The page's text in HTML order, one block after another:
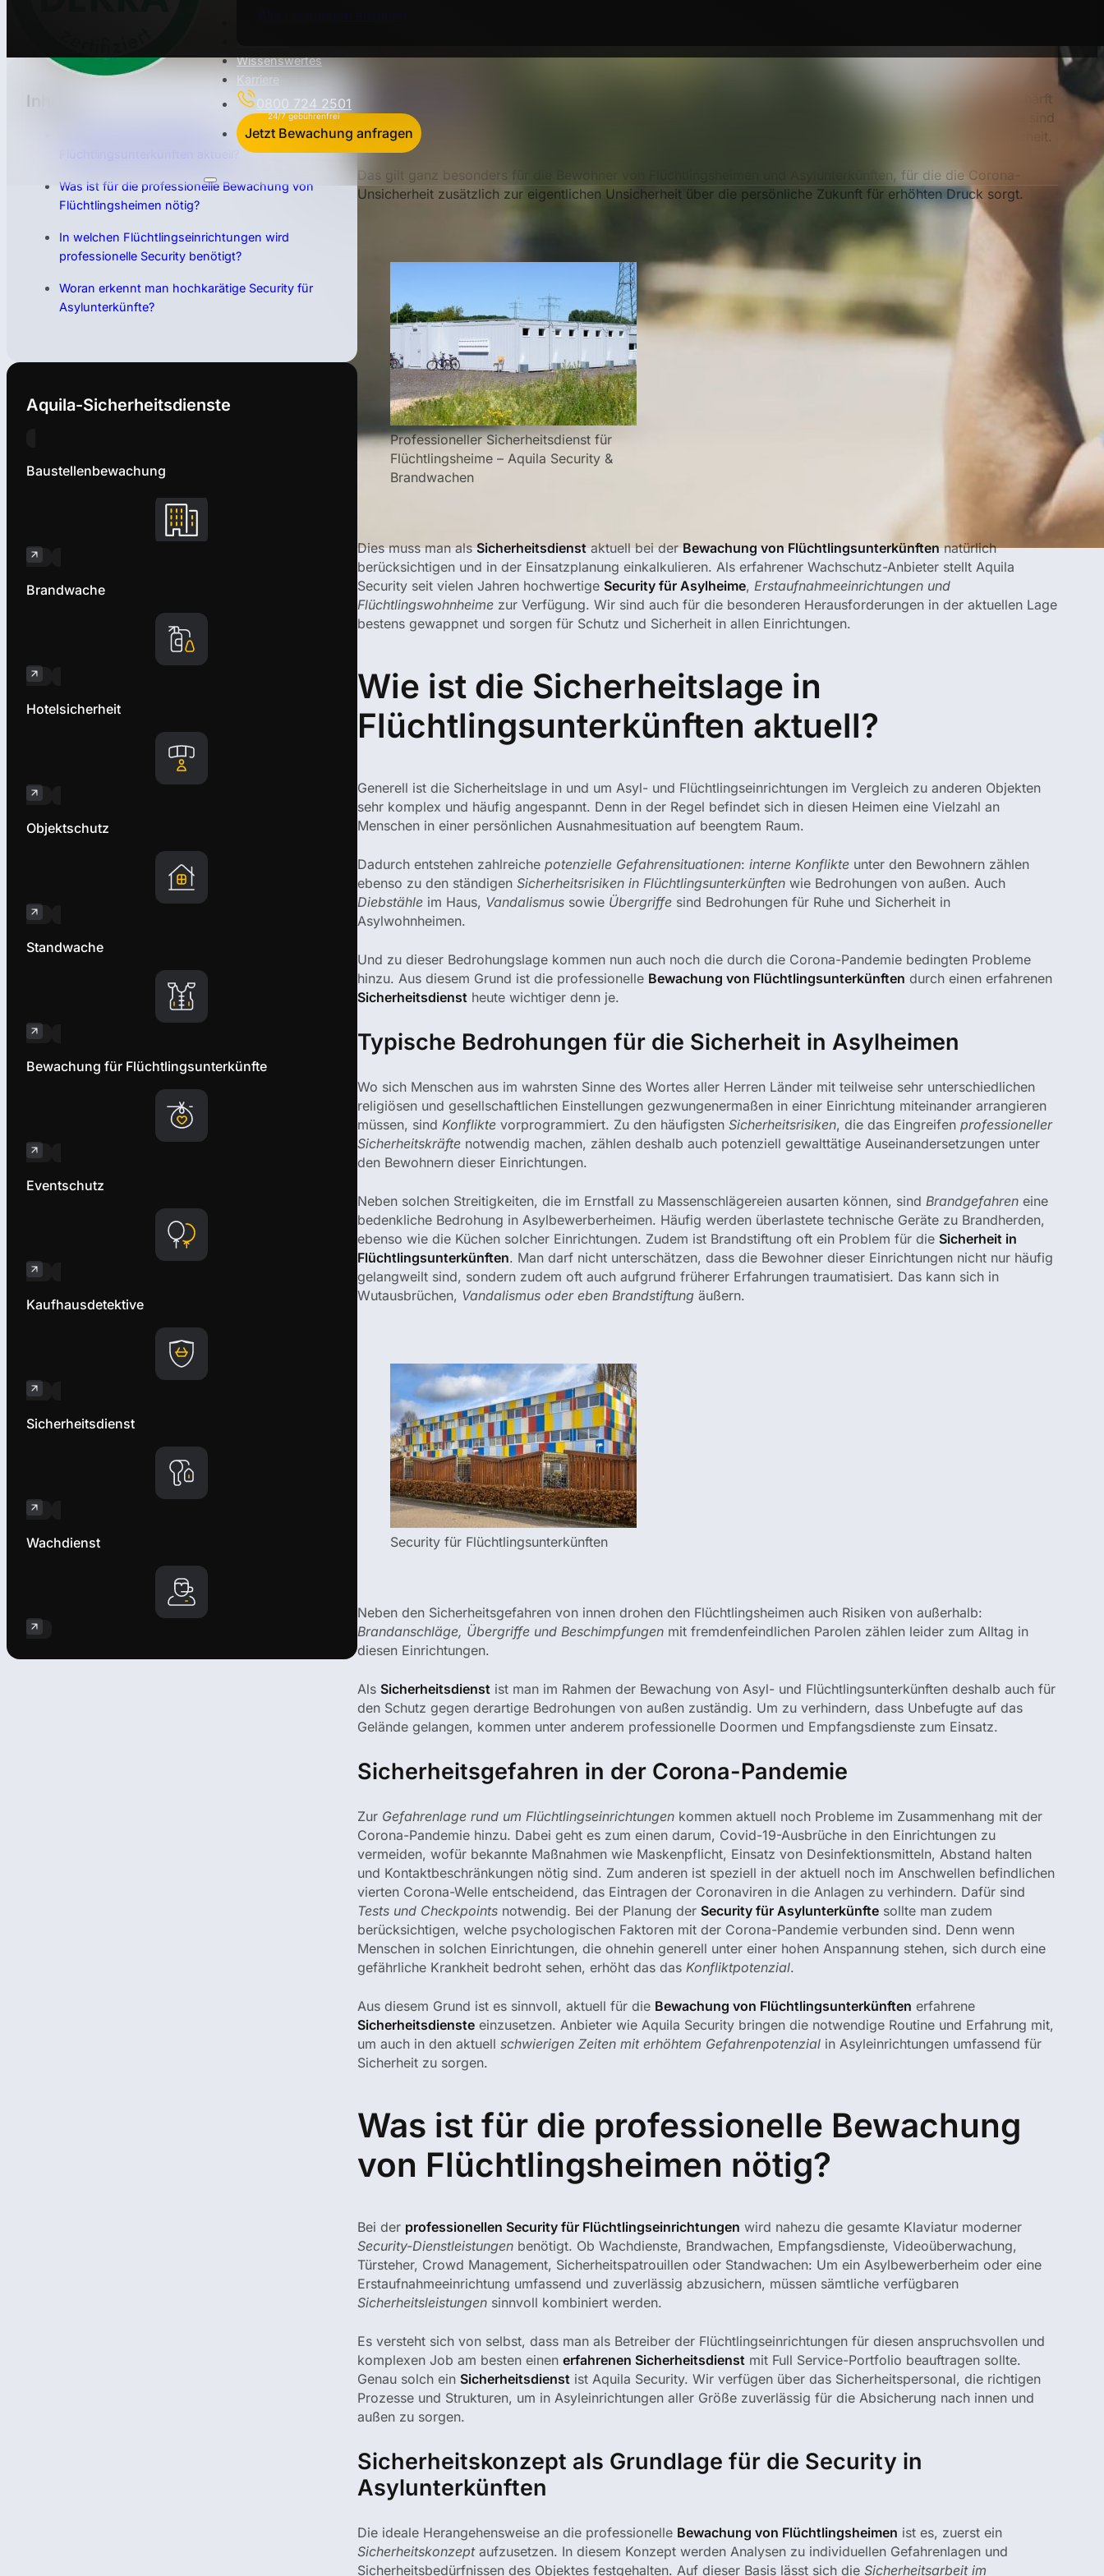
Alle Leistungen ansehen
Wissenswertes
Karriere
0800 724 2501
Jetzt Bewachung anfragen
Inhalte
Was ist für die professionelle Bewachung von
Flüchtlingsheimen nötig?
In welchen Flüchtlingseinrichtungen wird
professionelle Security benötigt?
Woran erkennt man hochkarätige Security für
Asylunterkünfte?
Aquila-Sicherheitsdienste
Baustellenbewachung
Brandwache
Hotelsicherheit
Objektschutz
Standwache
Bewachung für Flüchtlingsunterkünfte
Eventschutz
Kaufhausdetektive
Sicherheitsdienst
Wachdienst
– und das schon unter ganz normalen Bedingungen. Aktuell wird die Lage natürlich verschärft
durch die momentan in der heftigen vierten Welle befindlichen Corona-Pandemie. Denn durch die Pandemie sind
die Menschen überall angespannter, brechen sich Aggressionen schneller Bahn, herrscht eine hohe Unsicherheit.
Das gilt ganz besonders für die Bewohner von Flüchtlingsheimen und Asylunterkünften, für die die Corona-
Unsicherheit zusätzlich zur eigentlichen Unsicherheit über die persönliche Zukunft für erhöhten Druck sorgt.
Professioneller Sicherheitsdienst für
Flüchtlingsheime – Aquila Security &
Brandwachen
Dies muss man alsSicherheitsdienstaktuell bei derBewachung von Flüchtlingsunterkünftennatürlich
berücksichtigen und in der Einsatzplanung einkalkulieren. Als erfahrener Wachschutz-Anbieter stellt Aquila
Security seit vielen Jahren hochwertige Security für Asylheime, Erstaufnahmeeinrichtungen und
Flüchtlingswohnheime zur Verfügung. Wir sind auch für die besonderen Herausforderungen in der aktuellen Lage
bestens gewappnet und sorgen für Schutz und Sicherheit in allen Einrichtungen.
Wie ist die Sicherheitslage in
Flüchtlingsunterkünften aktuell?
Generell ist die Sicherheitslage in und um Asyl- und Flüchtlingseinrichtungen im Vergleich zu anderen Objekten
sehr komplex und häufig angespannt. Denn in der Regel befindet sich in diesen Heimen eine Vielzahl an
Menschen in einer persönlichen Ausnahmesituation auf beengtem Raum.
Dadurch entstehen zahlreiche potenzielle Gefahrensituationen: interne Konflikteunter den Bewohnern zählen
ebenso zu den ständigen Sicherheitsrisiken in Flüchtlingsunterkünftenwie Bedrohungen von außen. Auch
Diebstähleim Haus, Vandalismussowie Übergriffesind Bedrohungen für Ruhe und Sicherheit in
Asylwohnheimen.
Und zu dieser Bedrohungslage kommen nun auch noch die durch die Corona-Pandemie bedingten Probleme
hinzu. Aus diesem Grund ist die professionelle Bewachung von Flüchtlingsunterkünften durch einen erfahrenen
Sicherheitsdienstheute wichtiger denn je.
Typische Bedrohungen für die Sicherheit in Asylheimen
Wo sich Menschen aus im wahrsten Sinne des Wortes aller Herren Länder mit teilweise sehr unterschiedlichen
religiösen und gesellschaftlichen Einstellungen gezwungenermaßen in einer Einrichtung miteinander arrangieren
müssen, sind Konfliktevorprogrammiert. Zu den häufigsten Sicherheitsrisiken, die das Eingreifen professioneller
Sicherheitskräftenotwendig machen, zählen deshalb auch potenziell gewalttätige Auseinandersetzungen unter
den Bewohnern dieser Einrichtungen.
Neben solchen Streitigkeiten, die im Ernstfall zu Massenschlägereien ausarten können, sind Brandgefahreneine
bedenkliche Bedrohung in Asylbewerberheimen. Häufig werden überlastete technische Geräte zu Brandherden,
ebenso wie die Küchen solcher Einrichtungen. Zudem ist Brandstiftung oft ein Problem für die Sicherheit in
Flüchtlingsunterkünften. Man darf nicht unterschätzen, dass die Bewohner dieser Einrichtungen nicht nur häufig
gelangweilt sind, sondern zudem oft auch aufgrund früherer Erfahrungen traumatisiert. Das kann sich in
Wutausbrüchen, Vandalismus oder eben Brandstiftungäußern.
Security für Flüchtlingsunterkünften
Neben den Sicherheitsgefahren von innen drohen den Flüchtlingsheimen auch Risiken von außerhalb:
Brandanschläge, Übergriffe und Beschimpfungenmit fremdenfeindlichen Parolen zählen leider zum Alltag in
diesen Einrichtungen.
Als Sicherheitsdienstist man im Rahmen der Bewachung von Asyl- und Flüchtlingsunterkünften deshalb auch für
den Schutz gegen derartige Bedrohungen von außen zuständig. Um zu verhindern, dass Unbefugte auf das
Gelände gelangen, kommen unter anderem professionelle Doormen und Empfangsdienste zum Einsatz.
Sicherheitsgefahren in der Corona-Pandemie
Zur Gefahrenlage rund um Flüchtlingseinrichtungenkommen aktuell noch Probleme im Zusammenhang mit der
Corona-Pandemie hinzu. Dabei geht es zum einen darum, Covid-19-Ausbrüche in den Einrichtungen zu
vermeiden, wofür bekannte Maßnahmen wie Maskenpflicht, Einsatz von Desinfektionsmitteln, Abstand halten
und Kontaktbeschränkungen nötig sind. Zum anderen ist speziell in der aktuell noch im Anschwellen befindlichen
vierten Corona-Welle entscheidend, das Eintragen der Coronaviren in die Anlagen zu verhindern. Dafür sind
Tests und Checkpointsnotwendig. Bei der Planung der Security für Asylunterkünftesollte man zudem
berücksichtigen, welche psychologischen Faktoren mit der Corona-Pandemie verbunden sind. Denn wenn
Menschen in solchen Einrichtungen, die ohnehin generell unter einer hohen Anspannung stehen, sich durch eine
gefährliche Krankheit bedroht sehen, erhöht das das Konfliktpotenzial.
Aus diesem Grund ist es sinnvoll, aktuell für die Bewachung von Flüchtlingsunterkünften erfahrene
Sicherheitsdiensteeinzusetzen. Anbieter wie Aquila Security bringen die notwendige Routine und Erfahrung mit,
um auch in den aktuell schwierigen Zeiten mit erhöhtem Gefahrenpotenzialin Asyleinrichtungen umfassend für
Sicherheit zu sorgen.
Was ist für die professionelle Bewachung
von Flüchtlingsheimen nötig?
Bei der professionellen Security für Flüchtlingseinrichtungen wird nahezu die gesamte Klaviatur moderner
Security-Dienstleistungenbenötigt. Ob Wachdienste, Brandwachen, Empfangsdienste, Videoüberwachung,
Türsteher, Crowd Management, Sicherheitspatrouillen oder Standwachen: Um ein Asylbewerberheim oder eine
Erstaufnahmeeinrichtung umfassend und zuverlässig abzusichern, müssen sämtliche verfügbaren
Sicherheitsleistungensinnvoll kombiniert werden.
Es versteht sich von selbst, dass man als Betreiber der Flüchtlingseinrichtungen für diesen anspruchsvollen und
komplexen Job am besten einen erfahrenen Sicherheitsdienstmit Full Service-Portfolio beauftragen sollte.
Genau solch ein Sicherheitsdienstist Aquila Security. Wir verfügen über das Sicherheitspersonal, die richtigen
Prozesse und Strukturen, um in Asyleinrichtungen aller Größe zuverlässig für die Absicherung nach innen und
außen zu sorgen.
Sicherheitskonzept als Grundlage für die Security in
Asylunterkünften
Die ideale Herangehensweise an die professionelle Bewachung von Flüchtlingsheimen ist es, zuerst ein
Sicherheitskonzeptaufzusetzen. In diesem Konzept werden Analysen zu individuellen Gefahrenlagen und
Sicherheitsbedürfnissen des Objektes festgehalten. Auf dieser Basis lässt sich die Sicherheitsarbeit im